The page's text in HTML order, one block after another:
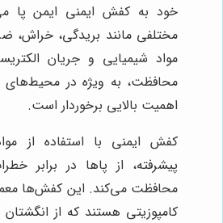
خود به کفش ایمنی ایمن پا
مختلفی مانند بریدگی، خراش،
مواد شیمیایی و جریان
محافظت، به ویژه در محیط‌های
اهمیت بالایی برخوردار است.
کفش ایمنی با استفاده از
پیشرفته، از پاها در برابر
محافظت می‌کند. این کفش‌ها
کامپوزیتی هستند که از انگشتان